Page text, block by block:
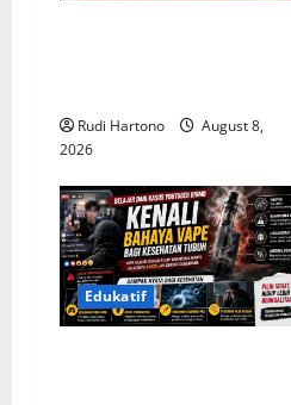
n Rudi Hartono
August 8,
2026
Edukatif